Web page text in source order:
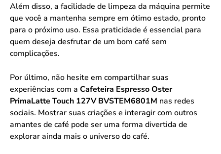
Além disso, a facilidade de limpeza da máquina permite
que você a mantenha sempre em ótimo estado, pronto
para o próximo uso. Essa praticidade é essencial para
quem deseja desfrutar de um bom café sem
complicações.
Por último, não hesite em compartilhar suas
experiências com a Cafeteira Espresso Oster
PrimaLatte Touch 127V BVSTEM6801M nas redes
sociais. Mostrar suas criações e interagir com outros
amantes de café pode ser uma forma divertida de
explorar ainda mais o universo do café.